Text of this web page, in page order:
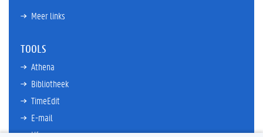
Meer links
TOOLS
Athena
Bibliotheek
TimeEdit
E-mail
Ufora